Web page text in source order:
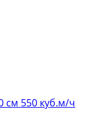
см 550 куб.м/ч